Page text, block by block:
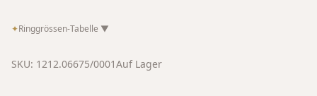
✦Ringgrössen-Tabelle ▼
SKU: 1212.06675/0001Auf Lager